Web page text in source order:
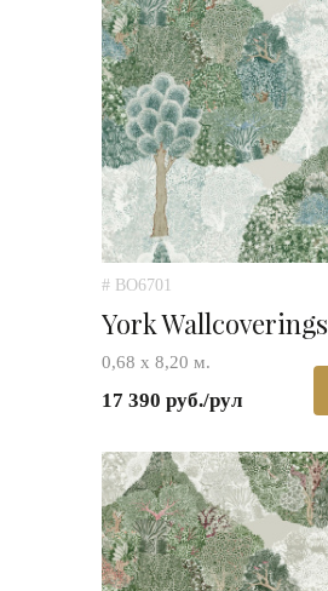
# BO6701
York Wallcoverings
0,68 х 8,20 м.
17 390 руб./рул